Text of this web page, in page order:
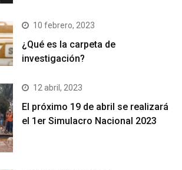
10 febrero, 2023
¿Qué es la carpeta de
investigación?
12 abril, 2023
El próximo 19 de abril se realizará
el 1er Simulacro Nacional 2023